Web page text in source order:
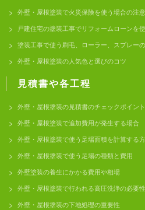
外壁・屋根塗装で火災保険を使う場合の注
戸建住宅の塗装工事でリフォームローンを
塗装工事で使う刷毛、ローラー、スプレー
外壁・屋根塗装の人気色と選びのコツ
見積書や各工程
外壁・屋根塗装の見積書のチェックポイント
外壁・屋根塗装で追加費用が発生する場合
外壁・屋根塗装で使う足場面積を計算する
外壁・屋根塗装で使う足場の種類と費用
外壁塗装の養生にかかる費用や相場
外壁・屋根塗装で行われる高圧洗浄の必要
外壁・屋根塗装の下地処理の重要性